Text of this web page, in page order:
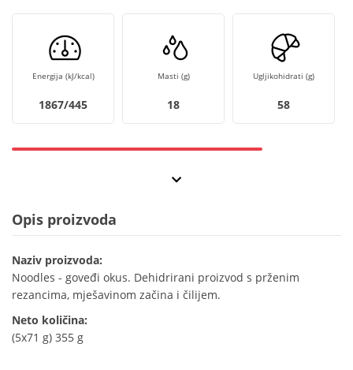
Energija (kJ/kcal)
1867/445
Masti (g)
18
Ugljikohidrati (g)
58
Opis proizvoda
Naziv proizvoda:
Noodles - goveđi okus. Dehidrirani proizvod s prženim
rezancima, mješavinom začina i čilijem.
Neto količina:
(5x71 g) 355 g